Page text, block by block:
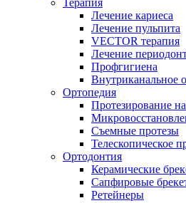
Терапия
Лечение кариеса
Лечение пульпита
VECTOR терапия
Лечение
Профгигиена
Внутриканальное
Ортопедия
Протезирование
Съемные протезы
Телескопическое
Ортодонтия
Керамические
Сапфировые
Ретейнеры